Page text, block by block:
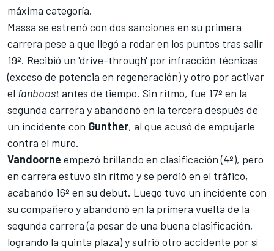
máxima categoría.
Massa se estrenó con dos sanciones en su primera
carrera pese a que llegó a rodar en los puntos tras salir
19º. Recibió un 'drive-through' por infracción técnicas
(exceso de potencia en regeneración) y otro por activar
el fanboostantes de tiempo. Sin ritmo, fue 17º en la
segunda carrera y abandonó en la tercera después de
un incidente con Gunther, al que acusó de empujarle
contra el muro.
Vandoorne empezó brillando en clasificación (4º), pero
en carrera estuvo sin ritmo y se perdió en el tráfico,
acabando 16º en su debut. Luego tuvo un incidente con
su compañero y abandonó en la primera vuelta de la
segunda carrera (a pesar de una buena clasificación,
logrando la quinta plaza) y sufrió otro accidente por sí